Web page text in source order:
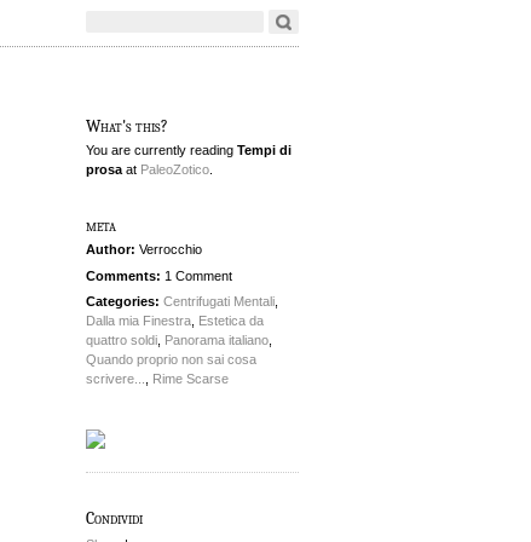
What's this?
You are currently reading Tempi di
prosa at PaleoZotico
meta
Author: Verrocchio
Comments: 1 Comment
Categories: Centrifugati Mentali
Dalla mia Finestra
Estetica da
quattro soldi
Panorama italiano
Quando proprio non sai cosa
scrivere...
Rime Scarse
Condividi